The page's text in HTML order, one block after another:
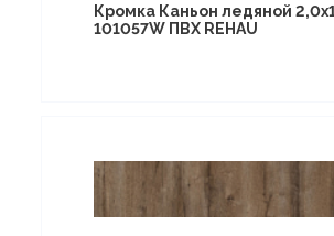
Кромка Каньон ледяной
101057W ПВХ REHAU